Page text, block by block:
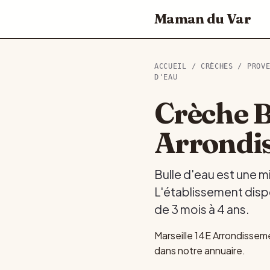
Maman du Var
ACCUEIL / CRÈCHES /
D'EAU
Crèche
Bulle d'eau est une
L'établissement
de 3 mois à 4 ans.
Marseille 14E
dans notre annuaire.